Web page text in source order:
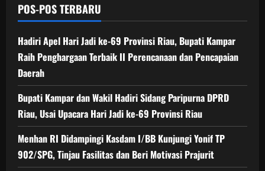
POS-POS TERBARU
Hadiri Apel Hari Jadi ke-69 Provinsi Riau, Bupati Kampar
Raih Penghargaan Terbaik II Perencanaan dan Pencapaian
Daerah
Bupati Kampar dan Wakil Hadiri Sidang Paripurna DPRD
Riau, Usai Upacara Hari Jadi ke-69 Provinsi Riau
Menhan RI Didampingi Kasdam I/BB Kunjungi Yonif TP
902/SPG, Tinjau Fasilitas dan Beri Motivasi Prajurit